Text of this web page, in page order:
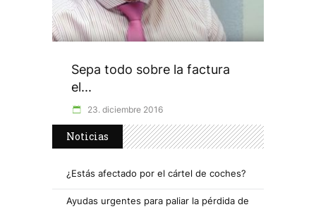
Sepa todo sobre la factura
el...
23. diciembre 2016
Noticias
¿Estás afectado por el cártel de coches?
Ayudas urgentes para paliar la pérdida de